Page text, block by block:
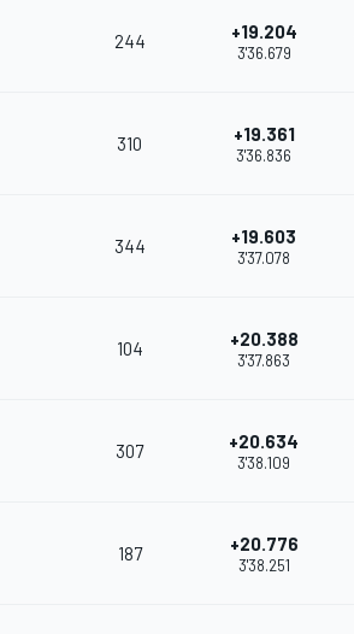
244 +19.204
3'36.679
310 +19.361
3'36.836
344 +19.603
3'37.078
104 +20.388
3'37.863
307 +20.634
3'38.109
187 +20.776
3'38.251